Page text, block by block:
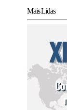
Mais Lidas